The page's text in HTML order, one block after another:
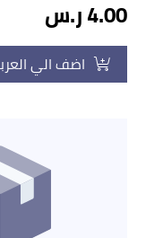
4.00 ر.س
اضف الي